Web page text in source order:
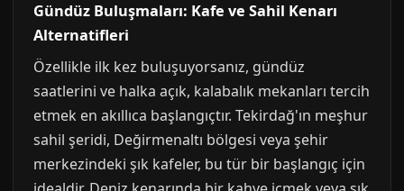
Gündüz Buluşmaları: Kafe ve Sahil Kenarı
Alternatifleri
Özellikle ilk kez buluşuyorsanız, gündüz
saatlerini ve halka açık, kalabalık mekanları tercih
etmek en akıllıca başlangıçtır. Tekirdağ'ın meşhur
sahil şeridi, Değirmenaltı bölgesi veya şehir
merkezindeki şık kafeler, bu tür bir başlangıç için